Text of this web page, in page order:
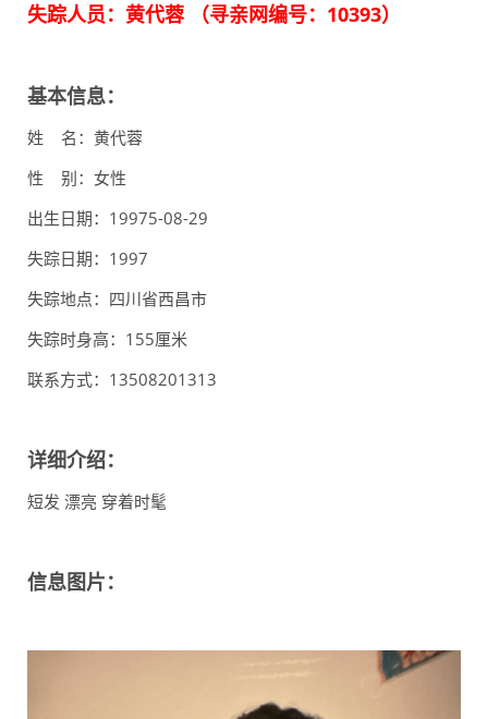
失踪人员：黄代蓉 （寻亲网编号： 10393）
基本信息：
姓 名：黄代蓉
性 别：女性
出生日期：19975-08-29
失踪日期：1997
失踪地点：四川省西昌市
失踪时身高：155厘米
联系方式：13508201313
详细介绍：
短发 漂亮 穿着时髦
信息图片：